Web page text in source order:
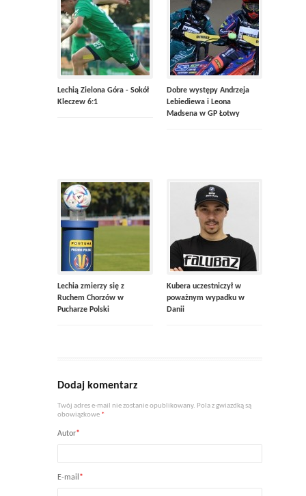
Lechią Zielona Góra - Sokół
Kleczew 6:1
Dobre występy Andrzeja
Lebiediewa i Leona
Madsena w GP Łotwy
Lechia zmierzy się z
Ruchem Chorzów w
Pucharze Polski
Kubera uczestniczył w
poważnym wypadku w
Danii
Dodaj komentarz
Twój adres e-mail nie zostanie opublikowany. Pola z gwiazdką są
obowiązkowe *
Autor*
E-mail *